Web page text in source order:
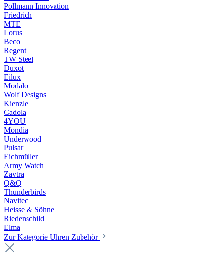
Pollmann Innovation
Friedrich
MTE
Lorus
Beco
Regent
TW Steel
Duxot
Eilux
Modalo
Wolf Designs
Kienzle
Cadola
4YOU
Mondia
Underwood
Pulsar
Eichmüller
Army Watch
Zavtra
Q&Q
Thunderbirds
Navitec
Heisse & Söhne
Riedenschild
Elma
Zur Kategorie Uhren Zubehör